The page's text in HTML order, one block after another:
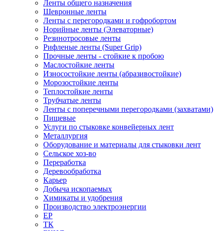
Ленты общего назначения
Шевронные ленты
Ленты с перегородками и гофробортом
Норийные ленты (Элеваторные)
Резинотросовые ленты
Рифленые ленты (Super Grip)
Прочные ленты - стойкие к пробою
Маслостойкие ленты
Износостойкие ленты (абразивостойкие)
Морозостойкие ленты
Теплостойкие ленты
Трубчатые ленты
Ленты с поперечными перегородками (захватами)
Пищевые
Услуги по стыковке конвейерных лент
Металлургия
Оборудование и материалы для стыковки лент
Сельское хоз-во
Переработка
Деревообработка
Карьер
Добыча ископаемых
Химикаты и удобрения
Производство электроэнергии
EP
ТК